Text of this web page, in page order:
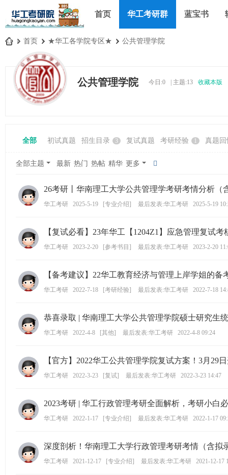
首页 华工考研群 蓝宝书
» 首页 › ★华工各学院专区★ › 公共管理学院
公共管理学院 今日:0 主题:13 收藏本版
全部 初试真题 招生目录 3 复试真题 考研经验 1 真题回
全部主题 最新 热门 热帖 精华 更多
26考研丨华南理工大学公共管理学考研考情分析
华工考研 2025-5-19 [专业介绍] 最后发表:华工考研 2025-5-19
【复试必看】23年华工【1204Z1】应急管理复试
华工考研 2023-2-20 [参考书目 ] 最后发表:华工考研 2023-2-20
【备考建议】22华工教育经济与管理上岸学姐的备
华工考研 2022-7-18 [考研经验] 最后发表:华工考研 2022-7-18
恭喜录取 | 华南理工大学公共管理学院硕士研究生
华工考研 2022-4-8 [其他] 最后发表:华工考研 2022-4-8 09:24
【官方】2022华工公共管理学院复试方案！3月29
华工考研 2022-3-23 [复试] 最后发表:华工考研 2022-3-23 14:47
2023考研 | 华工行政管理考研全面解析，考研小白
华工考研 2022-1-17 [专业介绍] 最后发表:华工考研 2022-1-17
深度剖析！华南理工大学行政管理考研考情（含拟
华工考研 2021-12-17 [专业介绍] 最后发表:华工考研 2021-12-17